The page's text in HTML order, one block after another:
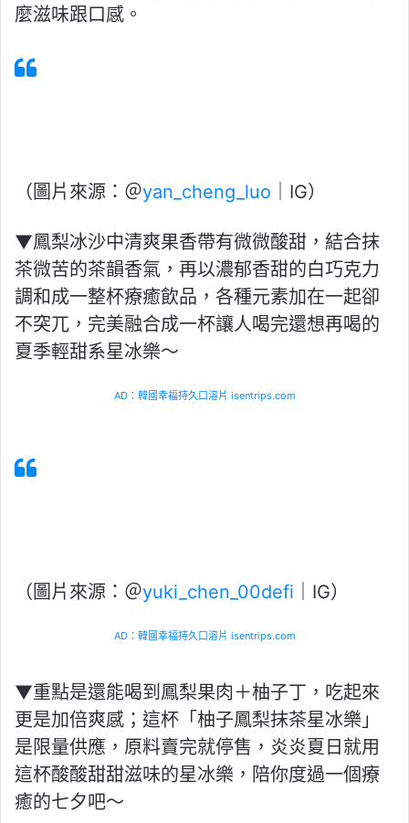
麼滋味跟口感。
（圖片來源：＠yan_cheng_luo ｜IG）
▼鳳梨冰沙中清爽果香帶有微微酸甜，結合抹
茶微苦的茶韻香氣，再以濃郁香甜的白巧克力
調和成一整杯療癒飲品，各種元素加在一起卻
不突兀，完美融合成一杯讓人喝完還想再喝的
夏季輕甜系星冰樂～
AD：韓國幸福持久口溶片 isentrips.com
（圖片來源：＠yuki_chen_00defi ｜IG）
AD：韓國幸福持久口溶片 isentrips.com
▼重點是還能喝到鳳梨果肉＋柚子丁，吃起來
更是加倍爽感；這杯「柚子鳳梨抹茶星冰樂」
是限量供應，原料賣完就停售，炎炎夏日就用
這杯酸酸甜甜滋味的星冰樂，陪你度過一個療
癒的七夕吧～